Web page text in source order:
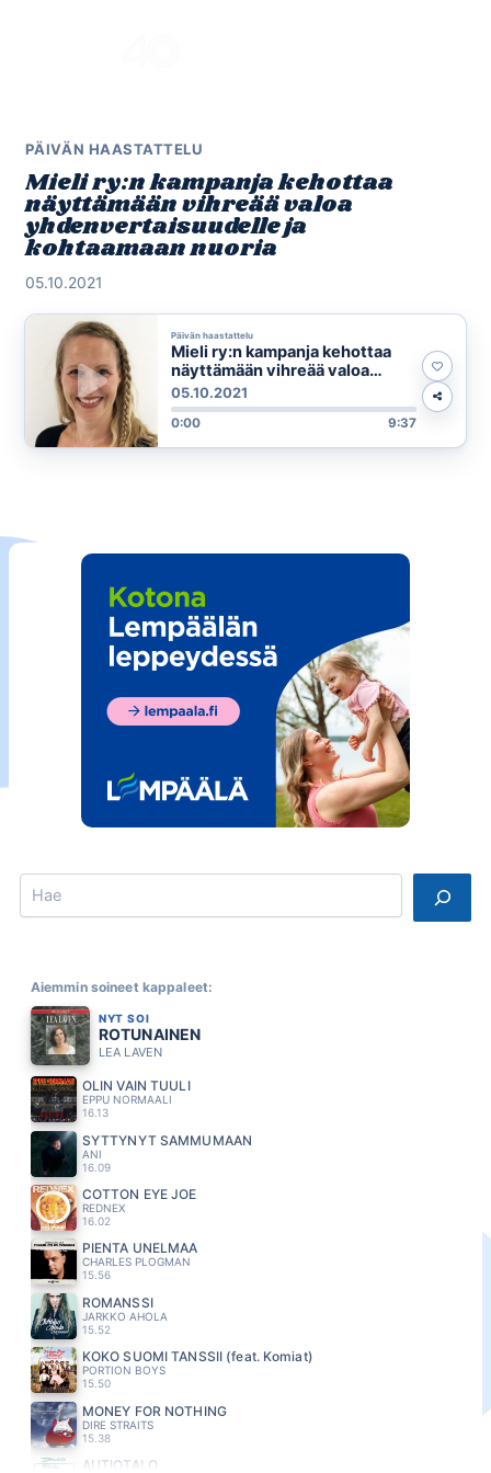
PÄIVÄN HAASTATTELU
Mieli ry:n kampanja kehottaa
näyttämään vihreää valoa
yhdenvertaisuudelle ja
kohtaamaan nuoria
05.10.2021
Päivän haastattelu
Mieli ry:n kampanja kehottaa
näyttämään vihreää valoa
yhdenvertaisuudelle ja
kohtaamaan nuoria
05.10.2021
0:00 9:37
Search
Aiemmin soineet kappaleet:
NYT SOI
ROTUNAINEN
LEA LAVEN
OLIN VAIN TUULI
EPPU NORMAALI
16.13
SYTTYNYT SAMMUMAAN
ANI
16.09
COTTON EYE JOE
REDNEX
16.02
PIENTA UNELMAA
CHARLES PLOGMAN
15.56
ROMANSSI
JARKKO AHOLA
15.52
KOKO SUOMI TANSSII (feat. Komiat)
PORTION BOYS
15.50
MONEY FOR NOTHING
DIRE STRAITS
15.38
AUTIOTALO